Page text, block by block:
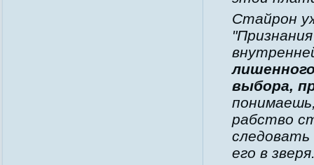
Стайрон
выбора,
рабство
его в